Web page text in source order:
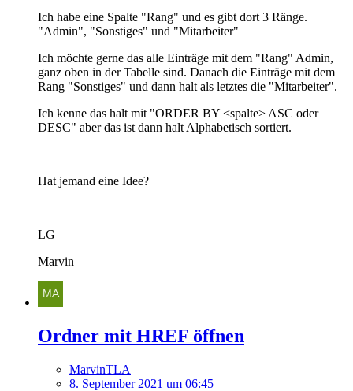
Ich habe eine Spalte "Rang" und es gibt dort 3 Ränge.
"Admin", "Sonstiges" und "Mitarbeiter"
Ich möchte gerne das alle Einträge mit dem "Rang" Admin,
ganz oben in der Tabelle sind. Danach die Einträge mit dem
Rang "Sonstiges" und dann halt als letztes die "Mitarbeiter".
Ich kenne das halt mit "ORDER BY <spalte> ASC oder
DESC" aber das ist dann halt Alphabetisch sortiert.
Hat jemand eine Idee?
LG
Marvin
Ordner mit HREF öffnen
MarvinTLA
8. September 2021 um 06:45